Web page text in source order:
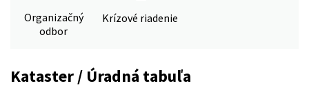
Organizačný
odbor
Krízové riadenie
Kataster / Úradná tabuľa